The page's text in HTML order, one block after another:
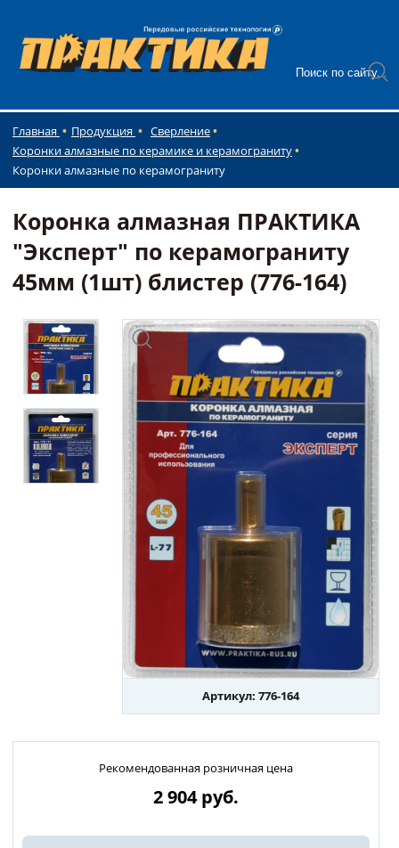
Главная Продукция
Сверление
Коронки алмазные по керамике и керамограниту
Коронки алмазные по керамограниту
Коронка алмазная ПРАКТИКА
"Эксперт" по керамограниту
45мм (1шт) блистер (776-164)
Артикул: 776-164
Рекомендованная розничная цена
2 904руб.